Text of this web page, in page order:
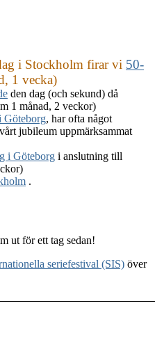
i Stockholm firar vi 50-
1 vecka)
den dag (och sekund) då
1 månad, 2 veckor)
Göteborg, har ofta något
jubileum uppmärksammat
i Göteborg i anslutning till
.
ut för ett tag sedan!
seriefestival (SIS) över